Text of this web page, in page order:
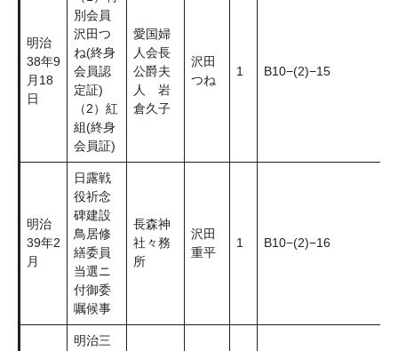
明治
38年9
月18
日
別会員
沢田つ
ね(終身
会員認
定証)
（2）紅
組(終身
会員証)
愛国婦
人会長
公爵夫
人 岩
倉久子
沢田
つね
1 B10−(2)−15
明治
39年2
月
日露戦
役祈念
碑建設
鳥居修
繕委員
当選ニ
付御委
嘱候事
長森神
社々務
所
沢田
重平
1 B10−(2)−16
明治三